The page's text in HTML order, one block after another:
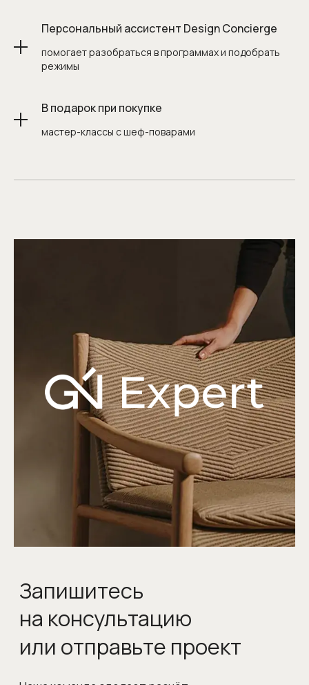
Персональный ассистент Design Concierge
помогает разобраться в программах и подобрать
режимы
В подарок при покупке
мастер-классы с шеф-поварами
персональных данных и даюсогласие на
КОНТАКТЫ
Адрес: г. Москва, ул. Смоленская, д.10
пн – пт: с 10:00 до 21:00
сб – вс: с 11:00 до 19:00
+7 (499) 290-78-67
Заранее предупредите нас о визите,
и мы позаботимся о парковке для вас
Более 10 монтажных бригад
Опыт работы более 25 лет
Сервисное обслуживание
Сотрудничество с дизайнерами